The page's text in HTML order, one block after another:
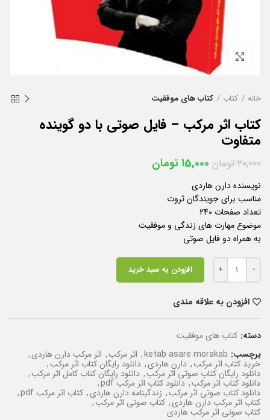
بزرگنمایی تصویر
خانه کتاب کتاب های موفقیت
کتاب اثر مرکب – فایل صوتی با دو گوینده
متفاوت
20,000 تومان 15,000تومان
نویسنده دارن هاردی
مناسب برای جویندگان ثروت
تعداد صفحات 240
موضوع مهارت های زندگی و موفقیت
به همراه دو فایل صوتی
افزودن به سبد خرید
افزودن به علاقه مندی
دسته: کتاب های موفقیت
برچسب: ketab asare morakab
, اثر مرکب, اثر مرکب دارن هاردی,
خرید کتاب اثر مرکب, دارن هاردی, دانلود رایگان کتاب اثر مرکب,
دانلود رایگان کتاب صوتی اثر مرکب, دانلود رایگان کتاب کامل اثر مرکب,
دانلود کتاب اثر مرکب, دانلود کتاب اثر مرکب pdf ,
دانلود کتاب صوتی اثر مرکب, زندگینامه دارن هاردی, کتاب اثر مرکب pdf ,
کتاب اثر مرکب دارن هاردی, کتاب صوتی اثر مرکب,
کتاب صوتی اثر مرکب هاردی